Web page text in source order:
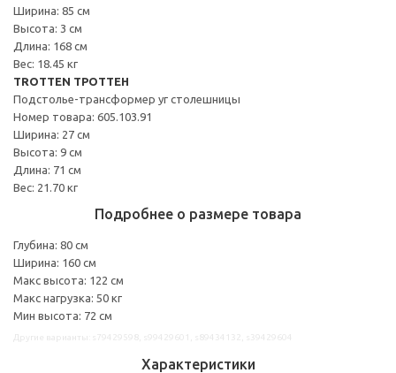
Ширина: 85 см
Высота: 3 см
Длина: 168 см
Вес: 18.45 кг
TROTTEN ТРОТТЕН
Подстолье-трансформер уг столешницы
Номер товара: 605.103.91
Ширина: 27 см
Высота: 9 см
Длина: 71 см
Вес: 21.70 кг
Подробнее о размере товара
Глубина: 80 см
Ширина: 160 см
Макс высота: 122 см
Макс нагрузка: 50 кг
Мин высота: 72 см
Характеристики